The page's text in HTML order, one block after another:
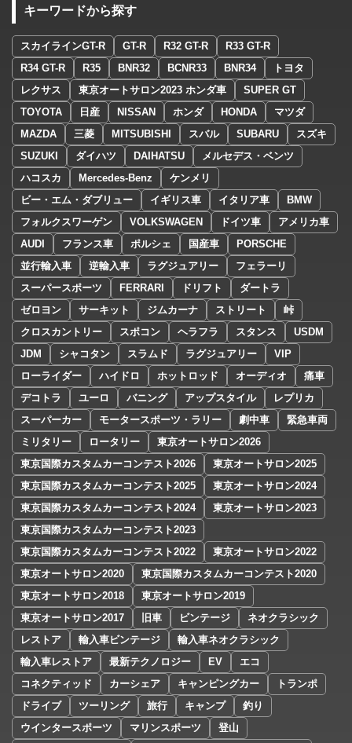
キーワードから探す
スカイラインGT-R GT-R R32 GT-R
R33 GT-R
R34 GT-R
R35 BNR32 BCNR33 BNR34
トヨタ
レクサス
東京オートサロン2023 ホンダ車
SUPER GT
TOYOTA
日産 NISSAN ホンダ HONDA
マツダ
MAZDA
三菱 MITSUBISHI スバル SUBARU
スズキ
SUZUKI
ダイハツ DAIHATSU
メルセデス・ベンツ
ハコスカ
Mercedes-Benz
ケンメリ
ビー・エム・ダブリュー
イギリス車 イタリア車
BMW
フォルクスワーゲン
VOLKSWAGEN ドイツ車
アメリカ車
AUDI
フランス車 ポルシェ 国産車
PORSCHE
並行輸入車
逆輸入車 ラグジュアリー
フェラーリ
スーパースポーツ
FERRARI ドリフト
ダートラ
ゼロヨン
サーキット ジムカーナ ストリート
峠
クロスカントリー
スポコン ヘラフラ スタンス
USDM
JDM
シャコタン スラムド ラグジュアリー
VIP
ローライダー
ハイドロ ホットロッド オーディオ
痛車
デコトラ
ユーロ バニング アップスタイル
レプリカ
スーパーカー
モータースポーツ・ラリー 劇中車
緊急車両
ミリタリー
ロータリー
東京オートサロン2026
東京国際カスタムカーコンテスト2026
東京オートサロン2025
東京国際カスタムカーコンテスト2025
東京オートサロン2024
東京国際カスタムカーコンテスト2024
東京オートサロン2023
東京国際カスタムカーコンテスト2023
東京国際カスタムカーコンテスト2022
東京オートサロン2022
東京オートサロン2020
東京国際カスタムカーコンテスト2020
東京オートサロン2018
東京オートサロン2019
東京オートサロン2017
旧車 ビンテージ
ネオクラシック
レストア
輸入車ビンテージ
輸入車ネオクラシック
輸入車レストア
最新テクノロジー EV
エコ
コネクティッド
カーシェア キャンピングカー
トランポ
ドライブ
ツーリング 旅行 キャンプ
釣り
ウインタースポーツ
マリンスポーツ
登山